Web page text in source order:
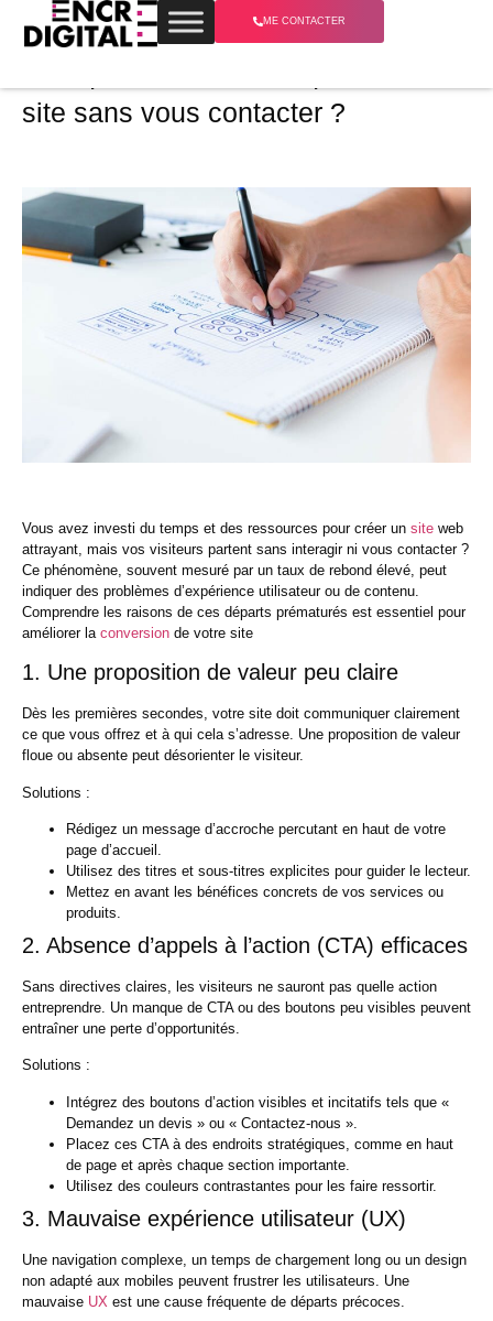
ME CONTACTER
site sans vous contacter ?
Vous avez investi du temps et des ressources pour créer un site web
attrayant, mais vos visiteurs partent sans interagir ni vous contacter ?
Ce phénomène, souvent mesuré par un taux de rebond élevé, peut
indiquer des problèmes d’expérience utilisateur ou de contenu.
Comprendre les raisons de ces départs prématurés est essentiel pour
améliorer la conversion de votre site
1. Une proposition de valeur peu claire
Dès les premières secondes, votre site doit communiquer clairement
ce que vous offrez et à qui cela s’adresse. Une proposition de valeur
floue ou absente peut désorienter le visiteur.​
Solutions :
Rédigez un message d’accroche percutant en haut de votre
page d’accueil.
Utilisez des titres et sous-titres explicites pour guider le lecteur.
Mettez en avant les bénéfices concrets de vos services ou
produits.
2. Absence d’appels à l’action (CTA) efficaces
Sans directives claires, les visiteurs ne sauront pas quelle action
entreprendre. Un manque de CTA ou des boutons peu visibles peuvent
entraîner une perte d’opportunités.​
Solutions :
Intégrez des boutons d’action visibles et incitatifs tels que «
Demandez un devis » ou « Contactez-nous ».
Placez ces CTA à des endroits stratégiques, comme en haut
de page et après chaque section importante.
Utilisez des couleurs contrastantes pour les faire ressortir.
3. Mauvaise expérience utilisateur (UX)
Une navigation complexe, un temps de chargement long ou un design
non adapté aux mobiles peuvent frustrer les utilisateurs. Une
mauvaise UX est une cause fréquente de départs précoces.​